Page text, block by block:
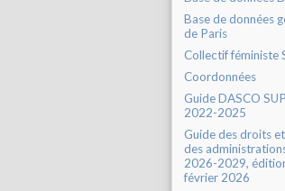
Base de données
de Paris
Collectif féministe
Coordonnées
Guide DASCO
2022-2025
Guide des droits
des
2026-2029,
février 2026